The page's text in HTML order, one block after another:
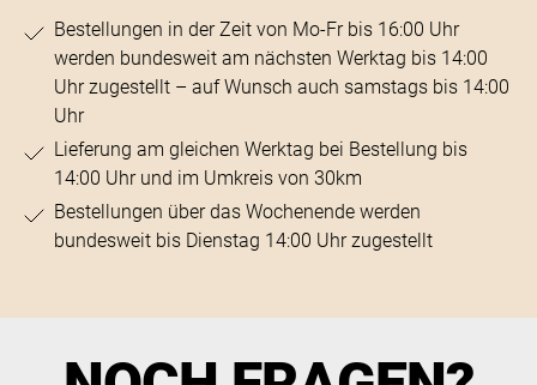
Bestellungen in der Zeit von Mo-Fr bis 16:00 Uhr
werden bundesweit am nächsten Werktag bis 14:00
Uhr zugestellt – auf Wunsch auch samstags bis 14:00
Uhr
Lieferung am gleichen Werktag bei Bestellung bis
14:00 Uhr und im Umkreis von 30km
Bestellungen über das Wochenende werden
bundesweit bis Dienstag 14:00 Uhr zugestellt